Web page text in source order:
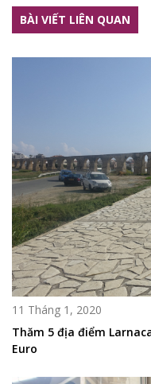
BÀI VIẾT LIÊN QUAN
11 Tháng 1, 2020
Thăm 5 địa điểm
Euro